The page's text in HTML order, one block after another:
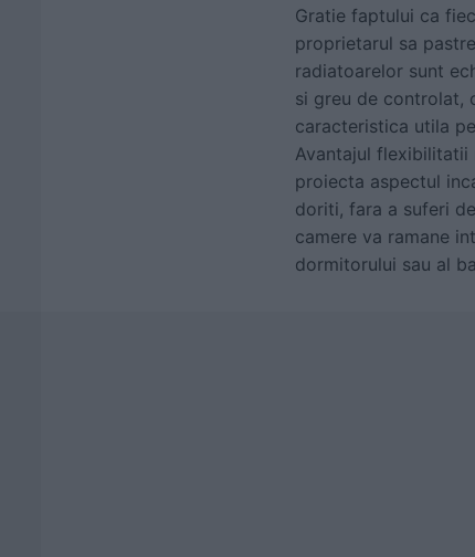
Gratie faptului ca
proprietarul sa
radiatoarelor sunt
si greu de controlat,
caracteristica utila
Avantajul flexibilitatii
proiecta aspectul
doriti, fara a suferi
camere va ramane
dormitorului sau al